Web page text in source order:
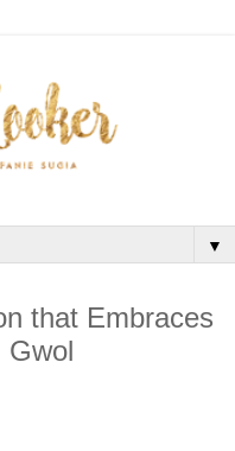
▼
that Embraces
Gwol